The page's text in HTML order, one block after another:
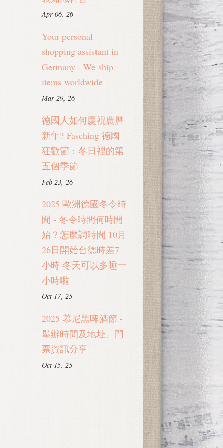
Apr 06, 26
Your personal
shopping assistant in
Germany - We ship
items worldwide
Mar 29, 26
德國人如何慶祝農曆
新年? Fasching 德國
狂歡節：冬日裡的第
五個季節
Feb 23, 26
2025 歐洲德國冬令時
間 - 冬令時間何時開
始？怎麼調時間 10月
26日開始台德時差7
小時 冬天可以多睡一
小時啦
Oct 17, 25
2025 慕尼黑啤酒節 -
舉辦時間及地址、門
票資訊分享
Oct 15, 25